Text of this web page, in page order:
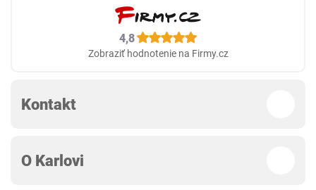
4,8
Zobraziť hodnotenie na Firmy.cz
Kontakt
O Karlovi